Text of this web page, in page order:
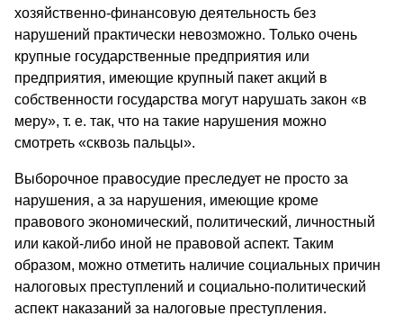
хозяйственно-финансовую деятельность без
нарушений практически невозможно. Только очень
крупные государственные предприятия или
предприятия, имеющие крупный пакет акций в
собственности государства могут нарушать закон «в
меру», т. е. так, что на такие нарушения можно
смотреть «сквозь пальцы».
Выборочное правосудие преследует не просто за
нарушения, а за нарушения, имеющие кроме
правового экономический, политический, личностный
или какой-либо иной не правовой аспект. Таким
образом, можно отметить наличие социальных причин
налоговых преступлений и социально-политический
аспект наказаний за налоговые преступления.